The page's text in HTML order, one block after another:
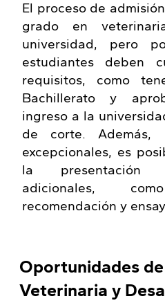
El proceso de
grado en
universidad, pero
estudiantes deben
requisitos, como
Bachillerato y
ingreso a la
de corte. Además,
excepcionales, es
la presentación
adicionales,
recomendación y
Oportunidades
Veterinaria y